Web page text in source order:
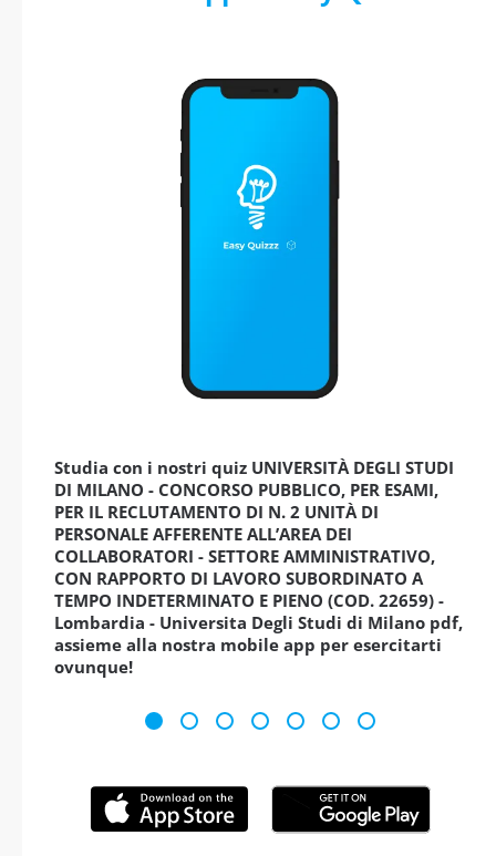
Studia con i nostri quiz UNIVERSITÀ DEGLI STUDI
DI MILANO - CONCORSO PUBBLICO, PER ESAMI,
PER IL RECLUTAMENTO DI N. 2 UNITÀ DI
PERSONALE AFFERENTE ALL’AREA DEI
COLLABORATORI - SETTORE AMMINISTRATIVO,
CON RAPPORTO DI LAVORO SUBORDINATO A
TEMPO INDETERMINATO E PIENO (COD. 22659) -
Lombardia - Universita Degli Studi di Milano pdf,
assieme alla nostra mobile app per esercitarti
ovunque!